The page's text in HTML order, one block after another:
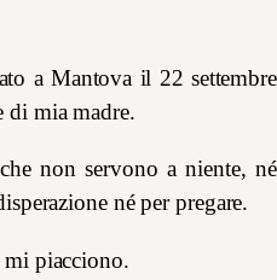
a Mantova il 22 settembre
di mia madre.
non servono a niente, né
né per pregare.
mi piacciono.